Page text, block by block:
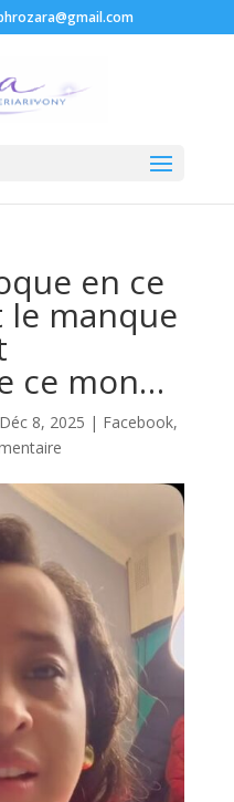
en ce
le manque
ce mon…
Déc 8, 2025 | Facebook,